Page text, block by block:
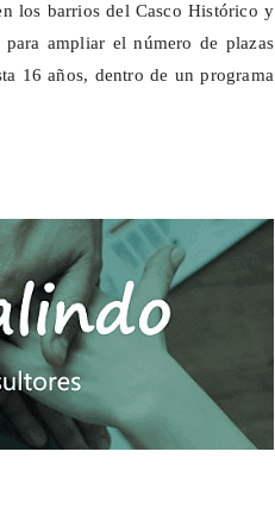
los barrios del Casco Histórico y
ampliar el número de plazas
16 años, dentro de un programa